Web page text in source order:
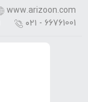
www.arizoon.com
۰۲۱ - 66761001